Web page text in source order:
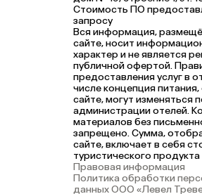
Стоимость ПО
запросу
Вся информация,
сайте, носит
характер и не является
публичной офертой.
предоставления услуг в
числе концепция
сайте, могут изменяться
администрации отелей.
материалов без
запрещено. Сумма,
сайте, включает в себя
туристического продукта
Правовая информация
Политика обработки
данных ООО «Левел